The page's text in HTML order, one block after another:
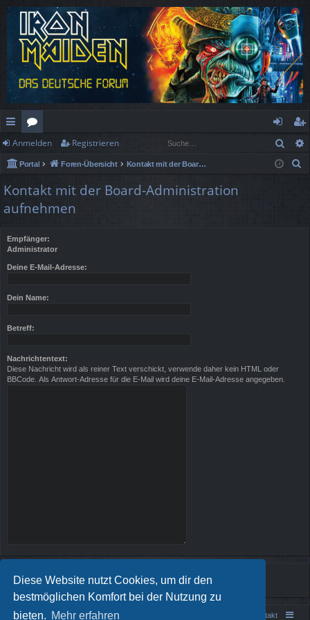
Diese Website nutzt Cookies, um dir den
bestmöglichen Komfort bei der Nutzung zu
bieten. Mehr erfahren
ch
ne
llz
ug
rif
or
en
n
m
eg
ist
Anmelden Registrieren
Portal Foren-Übersicht Kontakt mit der Board-Administration aufnehmen
Kontakt mit der Board-Administration
aufnehmen
Empfänger:
Administrator
Deine E-Mail-Adresse:
Dein Name:
Betreff:
Nachrichtentext:
Diese Nachricht wird als reiner Text verschickt, verwende daher kein HTML oder
BBCode. Als Antwort-Adresse für die E-Mail wird deine E-Mail-Adresse angegeben.
Portal Foren-Übersicht Kontakt